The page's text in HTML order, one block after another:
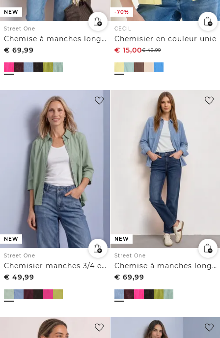
NEW
Street One
Chemise à manches longues en velours côtelé boutonnée
€ 69,99
-70%
CECIL
Chemisier en couleur unie
€ 15,00€49,99
NEW
Street One
Chemisier manches 3/4 en velours côtelé texturé
€ 49,99
NEW
Street One
Chemise à manches longues en velours côtelé boutonnée
€ 69,99